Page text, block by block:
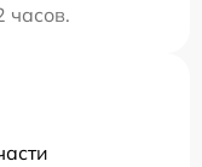
часов.